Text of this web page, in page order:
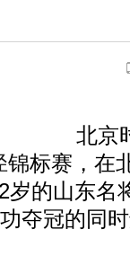
北京时
锦标赛，在
的山东名
夺冠的同